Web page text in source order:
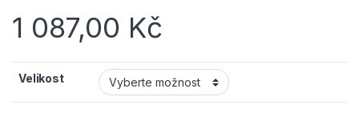
1 087,00 Kč
Velikost